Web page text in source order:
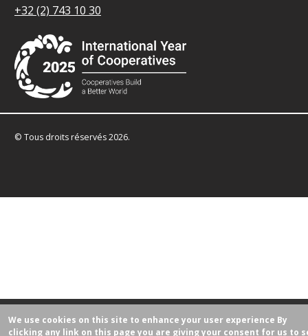
+32 (2) 743 10 30
© Tous droits réservés 2026.
We use cookies on this site to enhance your user experience By
clicking any link on this page you are giving your consent for us to